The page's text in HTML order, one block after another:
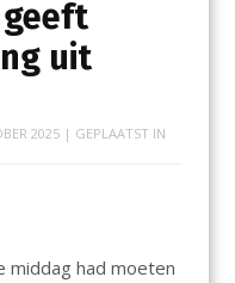
geeft
uit
2025| GEPLAATST IN
middag had moeten